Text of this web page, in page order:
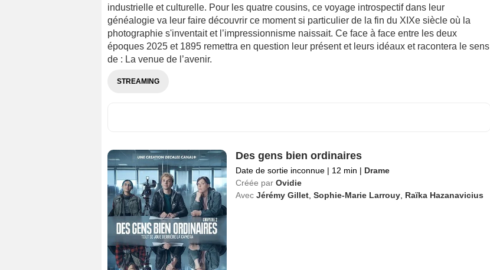
industrielle et culturelle. Pour les quatre cousins, ce voyage introspectif dans leur
généalogie va leur faire découvrir ce moment si particulier de la fin du XIXe siècle où la
photographie s'inventait et l’impressionnisme naissait. Ce face à face entre les deux
époques 2025 et 1895 remettra en question leur présent et leurs idéaux et racontera le sens
de : La venue de l’avenir.
STREAMING
Des gens bien ordinaires
Date de sortie inconnue | 12 min | Drame
Créée par Ovidie
Avec Jérémy Gillet, Sophie-Marie Larrouy, Raïka Hazanavicius